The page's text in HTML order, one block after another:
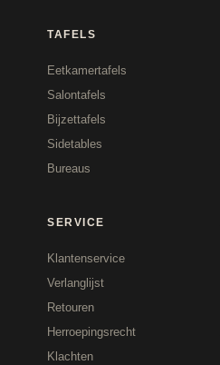
TAFELS
Eetkamertafels
Salontafels
Bijzettafels
Sidetables
Bureaus
SERVICE
Klantenservice
Verlanglijst
Retouren
Herroepingsrecht
Klachten